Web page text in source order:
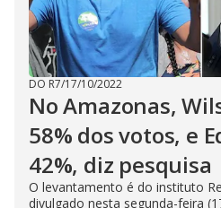
DO R7/17/10/2022
No Amazonas,
58% dos votos, e
42%, diz pesquisa
O levantamento é do instituto
divulgado nesta segunda-feira